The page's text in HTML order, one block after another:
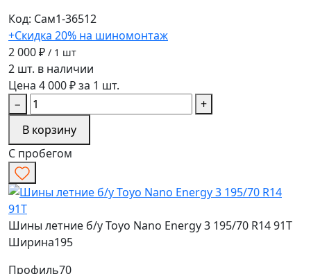
Код: Сам1-36512
+Скидка 20% на шиномонтаж
2 000 ₽ / 1 шт
2 шт. в наличии
Цена 4 000 ₽ за 1 шт.
−
+
В корзину
С пробегом
Шины летние б/у Toyo Nano Energy 3 195/70 R14 91T
Ширина195
Профиль70